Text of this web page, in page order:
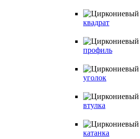
квадрат
профиль
уголок
втулка
катанка